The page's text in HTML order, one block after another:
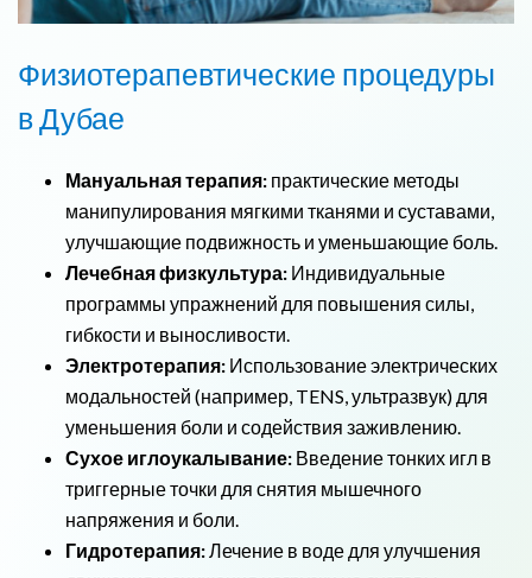
Физиотерапевтические процедуры
в Дубае
Мануальная терапия: практические методы
манипулирования мягкими тканями и суставами,
улучшающие подвижность и уменьшающие боль.
Лечебная физкультура: Индивидуальные
программы упражнений для повышения силы,
гибкости и выносливости.
Электротерапия: Использование электрических
модальностей (например, TENS, ультразвук) для
уменьшения боли и содействия заживлению.
Сухое иглоукалывание: Введение тонких игл в
триггерные точки для снятия мышечного
напряжения и боли.
Гидротерапия:Лечение в воде для улучшения